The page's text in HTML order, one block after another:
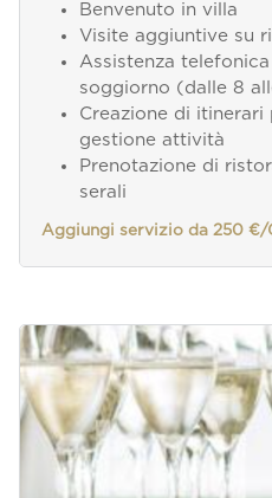
Benvenuto in villa
Visite aggiuntive su
Assistenza
soggiorno (dalle 8
Creazione di itinerari
gestione attività
Prenotazione di
serali
Aggiungi servizio da 250 €/